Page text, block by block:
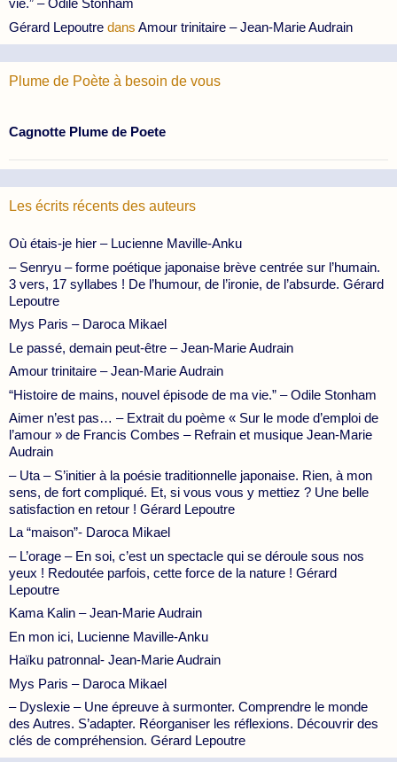
vie.” – Odile Stonham
Gérard Lepoutre dans Amour trinitaire – Jean-Marie Audrain
Plume de Poète à besoin de vous
Cagnotte Plume de Poete
Les écrits récents des auteurs
Où étais-je hier – Lucienne Maville-Anku
– Senryu – forme poétique japonaise brève centrée sur l’humain.
3 vers, 17 syllabes ! De l’humour, de l’ironie, de l’absurde. Gérard
Lepoutre
Mys Paris – Daroca Mikael
Le passé, demain peut-être – Jean-Marie Audrain
Amour trinitaire – Jean-Marie Audrain
“Histoire de mains, nouvel épisode de ma vie.” – Odile Stonham
Aimer n’est pas… – Extrait du poème « Sur le mode d’emploi de
l’amour » de Francis Combes – Refrain et musique Jean-Marie
Audrain
– Uta – S’initier à la poésie traditionnelle japonaise. Rien, à mon
sens, de fort compliqué. Et, si vous vous y mettiez ? Une belle
satisfaction en retour ! Gérard Lepoutre
La “maison”- Daroca Mikael
– L’orage – En soi, c’est un spectacle qui se déroule sous nos
yeux ! Redoutée parfois, cette force de la nature ! Gérard
Lepoutre
Kama Kalin – Jean-Marie Audrain
En mon ici, Lucienne Maville-Anku
Haïku patronnal- Jean-Marie Audrain
Mys Paris – Daroca Mikael
– Dyslexie – Une épreuve à surmonter. Comprendre le monde
des Autres. S’adapter. Réorganiser les réflexions. Découvrir des
clés de compréhension. Gérard Lepoutre